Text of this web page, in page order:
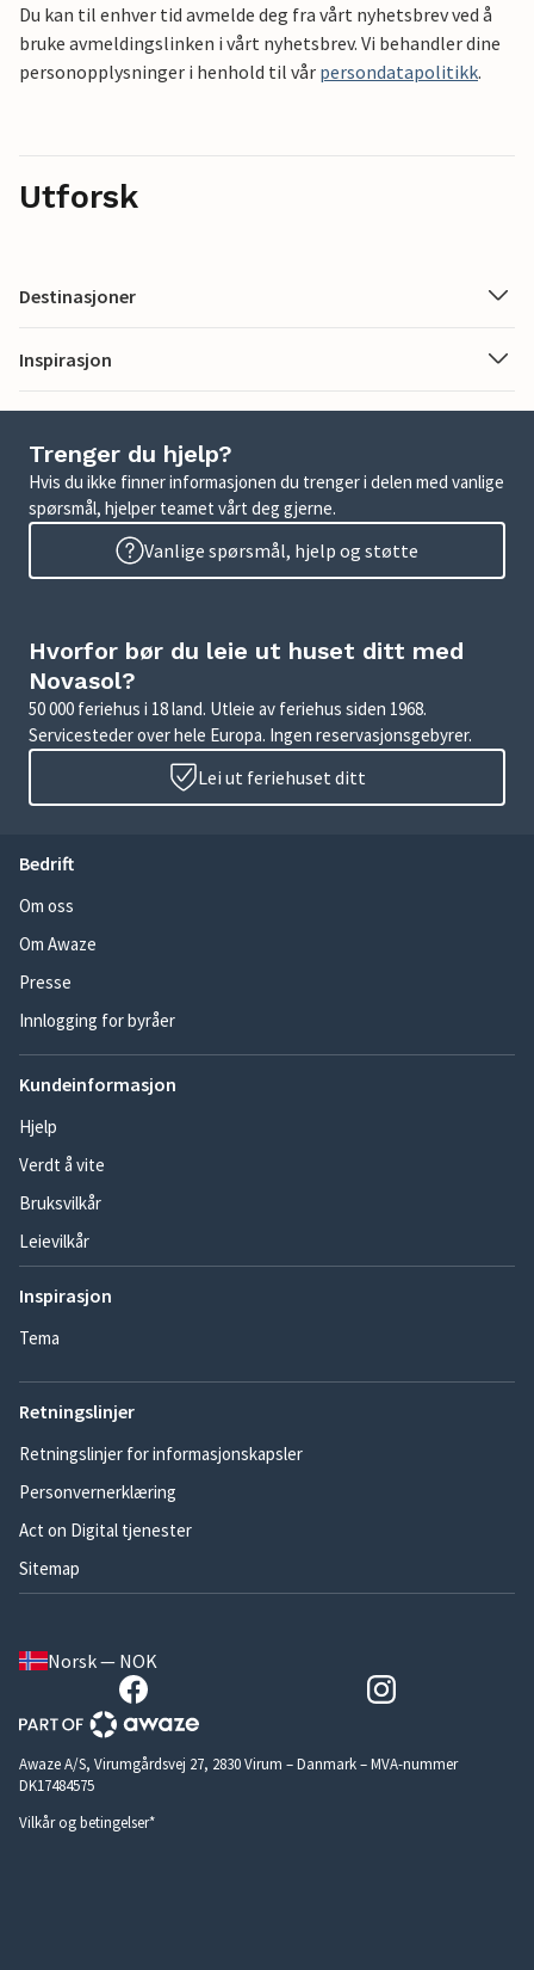
Du kan til enhver tid avmelde deg fra vårt nyhetsbrev ved å
bruke avmeldingslinken i vårt nyhetsbrev. Vi behandler dine
personopplysninger i henhold til vår persondatapolitikk.
Utforsk
Destinasjoner
Inspirasjon
Trenger du hjelp?
Hvis du ikke finner informasjonen du trenger i delen med vanlige
spørsmål, hjelper teamet vårt deg gjerne.
Vanlige spørsmål, hjelp og støtte
Hvorfor bør du leie ut huset ditt med
Novasol?
50 000 feriehus i 18 land. Utleie av feriehus siden 1968.
Servicesteder over hele Europa. Ingen reservasjonsgebyrer.
Lei ut feriehuset ditt
Bedrift
Om oss
Om Awaze
Presse
Innlogging for byråer
Kundeinformasjon
Hjelp
Verdt å vite
Bruksvilkår
Leievilkår
Inspirasjon
Tema
Retningslinjer
Retningslinjer for informasjonskapsler
Personvernerklæring
Act on Digital tjenester
Sitemap
Norsk — NOK
Awaze A/S, Virumgårdsvej 27, 2830 Virum – Danmark – MVA-nummer
DK17484575
Vilkår og betingelser*